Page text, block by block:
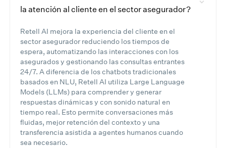
la atención al cliente en el sector asegurador?
Retell AI mejora la experiencia del cliente en el
sector asegurador reduciendo los tiempos de
espera, automatizando las interacciones con los
asegurados y gestionando las consultas entrantes
24/7. A diferencia de los chatbots tradicionales
basados en NLU, Retell AI utiliza Large Language
Models (LLMs) para comprender y generar
respuestas dinámicas y con sonido natural en
tiempo real. Esto permite conversaciones más
fluidas, mejor retención del contexto y una
transferencia asistida a agentes humanos cuando
sea necesario.